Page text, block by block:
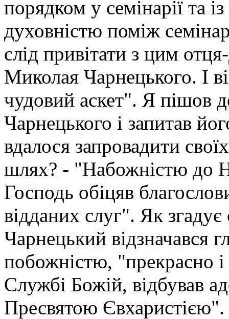
порядком у семінарії та
духовністю поміж
слід привітати з цим
Миколая Чарнецького. І
чудовий аскет". Я пішов
Чарнецького і запитав
вдалося запровадити
шлях? - "Набожністю до
Господь обіцяв
відданих слуг". Як
Чарнецький відзначався
побожністю, "прекрасно
Службі Божій, відбував
Пресвятою Євхаристією".